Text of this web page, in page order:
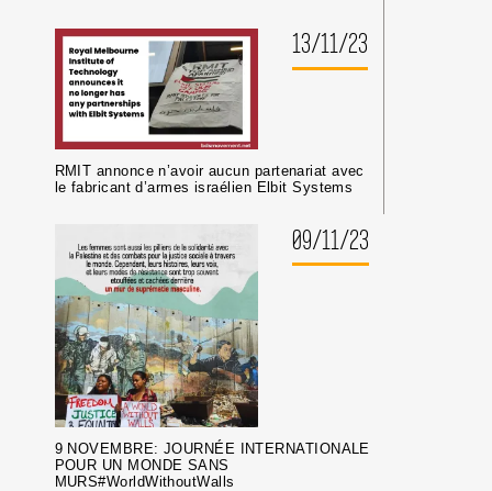
13/11/23
RMIT annonce n’avoir aucun partenariat avec
le fabricant d’armes israélien Elbit Systems
09/11/23
9 NOVEMBRE: JOURNÉE INTERNATIONALE
POUR UN MONDE SANS
MURS#WorldWithoutWalls